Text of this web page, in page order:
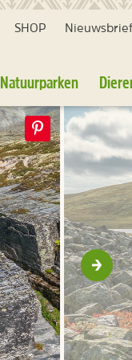
SHOP Nieuwsbrief
Natuurparken